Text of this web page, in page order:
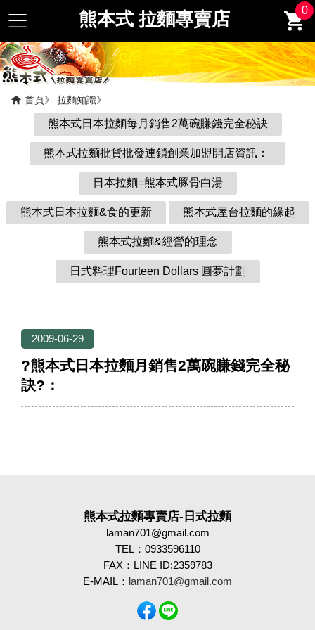
熊本式 拉麵專賣店 0
首頁 拉麵知識
熊本式日本拉麵每月銷售2萬碗賺錢完全秘訣
熊本式拉麵批貨批發連鎖創業加盟開店資訊：
日本拉麵=熊本式豚骨白湯
熊本式日本拉麵&食的更新 熊本式屋台拉麵的緣起
熊本式拉麵&經營的理念
日式料理Fourteen Dollars 圓夢計劃
2009-06-29
?熊本式日本拉麵月銷售2萬碗賺錢完全秘
訣?：
熊本式拉麵專賣店-日式拉麵
laman701@gmail.com
TEL：0933596110
FAX：LINE ID:2359783
E-MAIL： laman701@gmail.com